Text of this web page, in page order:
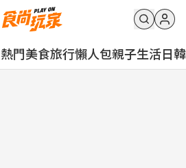
熱門美食旅行懶人包親子生活日韓